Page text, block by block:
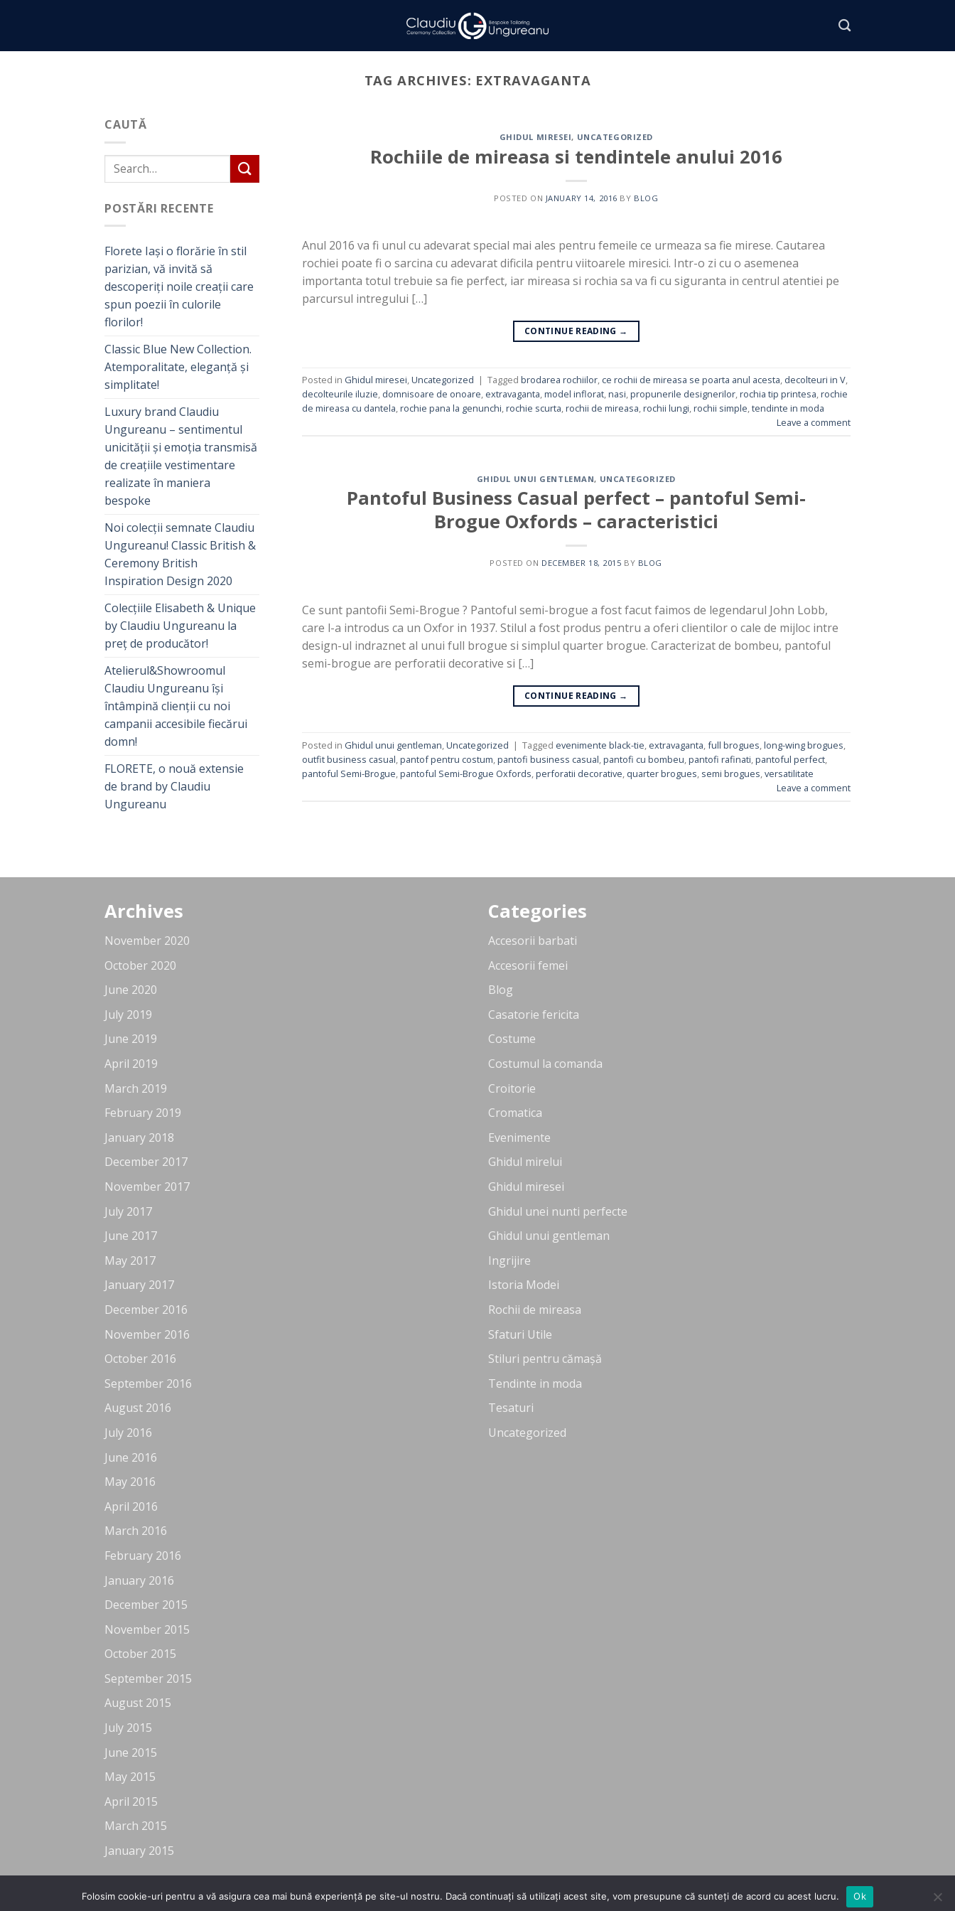
TAG ARCHIVES: EXTRAVAGANTA
CAUTĂ
POSTĂRI RECENTE
Florete Iași o florărie în stil
parizian, vă invită să
descoperiți noile creații care
spun poezii în culorile
florilor!
Classic Blue New Collection.
Atemporalitate, eleganță și
simplitate!
Luxury brand Claudiu
Ungureanu – sentimentul
unicității și emoția transmisă
de creațiile vestimentare
realizate în maniera
bespoke
Noi colecții semnate Claudiu
Ungureanu! Classic British &
Ceremony British
Inspiration Design 2020
Colecțiile Elisabeth & Unique
by Claudiu Ungureanu la
preț de producător!
Atelierul&Showroomul
Claudiu Ungureanu își
întâmpină clienții cu noi
campanii accesibile fiecărui
domn!
FLORETE, o nouă extensie
de brand by Claudiu
Ungureanu
GHIDUL MIRESEI, UNCATEGORIZED
Rochiile de mireasa si tendintele anului 2016
POSTED ON JANUARY 14, 2016 BY BLOG
Anul 2016 va fi unul cu adevarat special mai ales pentru femeile ce urmeaza sa fie mirese. Cautarea
rochiei poate fi o sarcina cu adevarat dificila pentru viitoarele miresici. Intr-o zi cu o asemenea
importanta totul trebuie sa fie perfect, iar mireasa si rochia sa va fi cu siguranta in centrul atentiei pe
parcursul intregului […]
CONTINUE READING →
Posted in Ghidul miresei,Uncategorized | Tagged brodarea rochiilor, ce rochii de mireasa se poarta anul acesta, decolteuri in V,
decolteurile iluzie, domnisoare de onoare, extravaganta,model inflorat,nasi,propunerile designerilor,rochia tip printesa,rochie
de mireasa cu dantela,rochie pana la genunchi,rochie scurta,rochii de mireasa,rochii lungi,rochii simple,tendinte in moda
Leave a comment
GHIDUL UNUI GENTLEMAN, UNCATEGORIZED
Pantoful Business Casual perfect – pantoful Semi-
Brogue Oxfords – caracteristici
POSTED ON DECEMBER 18, 2015 BY BLOG
Ce sunt pantofii Semi-Brogue ? Pantoful semi-brogue a fost facut faimos de legendarul John Lobb,
care l-a introdus ca un Oxfor in 1937. Stilul a fost produs pentru a oferi clientilor o cale de mijloc intre
design-ul indraznet al unui full brogue si simplul quarter brogue. Caracterizat de bombeu, pantoful
semi-brogue are perforatii decorative si […]
CONTINUE READING →
Posted in Ghidul unui gentleman,Uncategorized | Tagged evenimente black-tie, extravaganta,full brogues,long-wing brogues,
outfit business casual,pantof pentru costum,pantofi business casual,pantofi cu bombeu,pantofi rafinati,pantoful perfect,
pantoful Semi-Brogue,pantoful Semi-Brogue Oxfords,perforatii decorative, quarter brogues, semi brogues,versatilitate
Leave a comment
Archives
November 2020
October 2020
June 2020
July 2019
June 2019
April 2019
March 2019
February 2019
January 2018
December 2017
November 2017
July 2017
June 2017
May 2017
January 2017
December 2016
November 2016
October 2016
September 2016
August 2016
July 2016
June 2016
May 2016
April 2016
March 2016
February 2016
January 2016
December 2015
November 2015
October 2015
September 2015
August 2015
July 2015
June 2015
May 2015
April 2015
March 2015
January 2015
Categories
Accesorii barbati
Accesorii femei
Blog
Casatorie fericita
Costume
Costumul la comanda
Croitorie
Cromatica
Evenimente
Ghidul mirelui
Ghidul miresei
Ghidul unei nunti perfecte
Ghidul unui gentleman
Ingrijire
Istoria Modei
Rochii de mireasa
Sfaturi Utile
Stiluri pentru cămașă
Tendinte in moda
Tesaturi
Uncategorized
Copyright 2026 ©Flatsome Theme
Folosim cookie-uri pentru a vă asigura cea mai bună experiență pe site-ul nostru. Dacă continuați să utilizați acest site, vom presupune că sunteți de acord cu acest lucru. Ok